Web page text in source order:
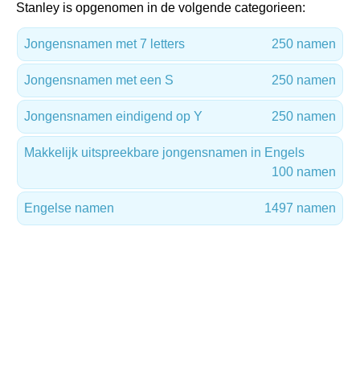
Stanley is opgenomen in de volgende categorieen:
Jongensnamen met 7 letters 250 namen
Jongensnamen met een S 250 namen
Jongensnamen eindigend op Y 250 namen
Makkelijk uitspreekbare jongensnamen in Engels
100 namen
Engelse namen 1497 namen